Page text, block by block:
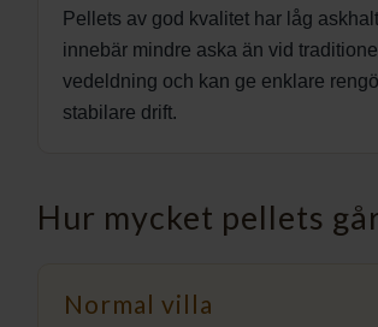
Pellets av god kvalitet har låg
innebär mindre aska än vid traditionell
vedeldning och kan ge enklare
stabilare drift.
Hur mycket pellets
Normal villa